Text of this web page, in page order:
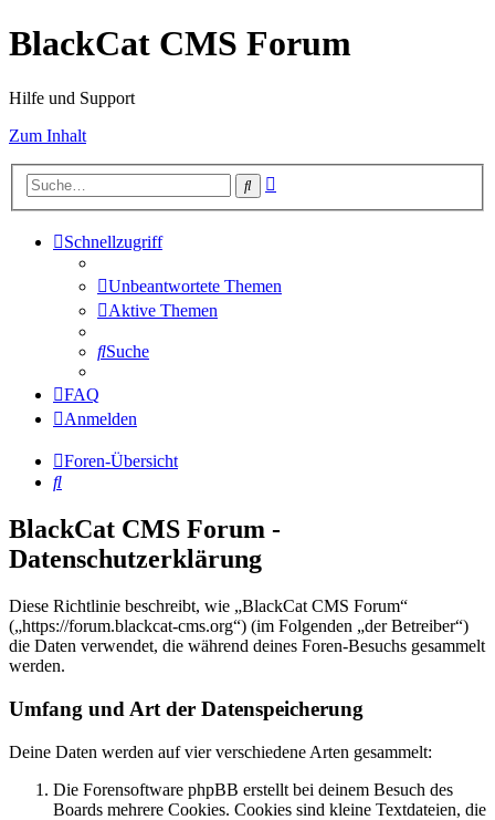
BlackCat CMS Forum
Hilfe und Support
Zum Inhalt
Suche
Schnellzugriff
Unbeantwortete Themen
Aktive Themen
Suche
FAQ
Anmelden
Foren-Übersicht
Suche
BlackCat CMS Forum -
Datenschutzerklärung
Diese Richtlinie beschreibt, wie „BlackCat CMS Forum“
(„https://forum.blackcat-cms.org“) (im Folgenden „der Betreiber“)
die Daten verwendet, die während deines Foren-Besuchs gesammelt
werden.
Umfang und Art der Datenspeicherung
Deine Daten werden auf vier verschiedene Arten gesammelt:
Die Forensoftware phpBB erstellt bei deinem Besuch des
Boards mehrere Cookies. Cookies sind kleine Textdateien, die